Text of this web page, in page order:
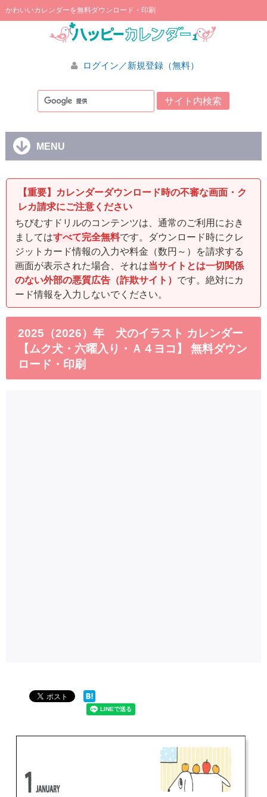
かわいいカレンダーを無料ダウンロード・印刷
ログイン／新規登録（無料）
MENU
【重要】カレンダーダウンロード時の不審な画面・ク
レカ請求にご注意ください
ちびむすドリルのコンテンツは、通常のご利用におき
ましてはすべて完全無料です。ダウンロード時にクレ
ジットカード情報の入力や料金（数円～）を請求する
画面が表示された場合、それは当サイトとは一切関係
のない外部の悪質広告（詐欺サイト） です。絶対にカ
ード情報を入力しないでください。
2025（2026）年 犬のイラスト カレンダー
【ムク犬・六曜入り・Ａ４ヨコ】 無料ダウン
ロード・印刷